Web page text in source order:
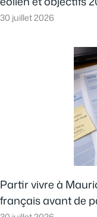
30 juillet 2026
Partir vivre à
français avant de